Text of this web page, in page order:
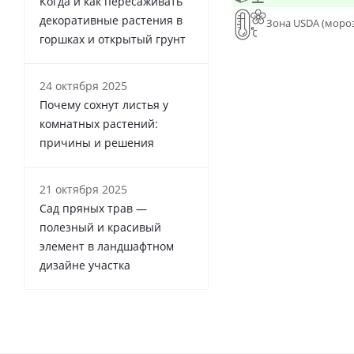
Зона USDA
декоративные растения в
горшках и открытый грунт
24 октября 2025
Почему сохнут листья у
комнатных растений:
причины и решения
21 октября 2025
Сад пряных трав —
полезный и красивый
элемент в ландшафтном
дизайне участка